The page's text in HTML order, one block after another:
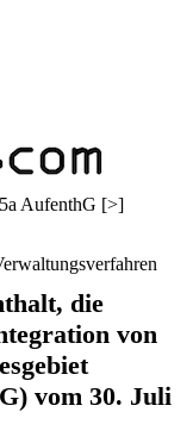
AufenthG [>]
die
von
vom 30. Juli